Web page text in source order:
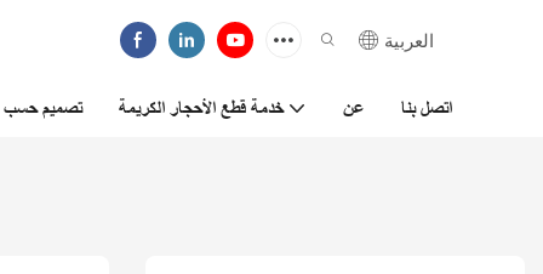
العربية
تصميم حسب خدمة قطع الأحجار الكريمة عن اتصل بنا